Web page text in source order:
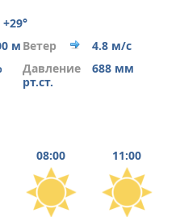
м Ветер
4.8 м/с
Давление
688 мм
рт.ст.
08:00 11:00